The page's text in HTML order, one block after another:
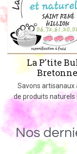
L'Ile aux
Fabricateur de
en branche d'arbres
Nos